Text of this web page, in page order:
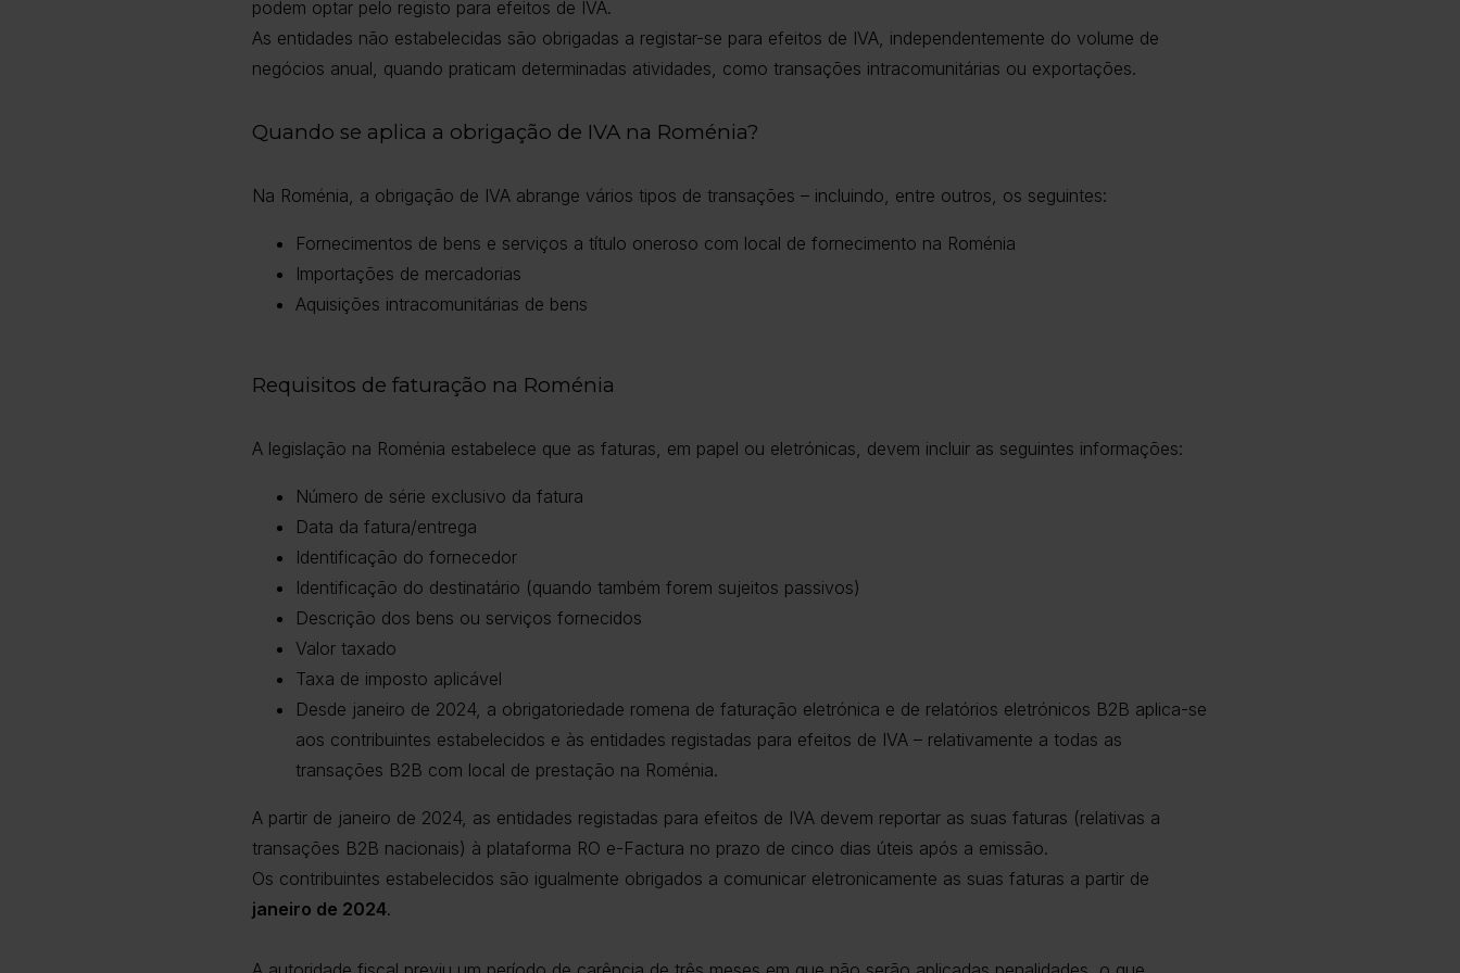
podem optar pelo registo para efeitos de IVA.
As entidades não estabelecidas são obrigadas a registar-se para efeitos de IVA, independentemente do volume de
negócios anual, quando praticam determinadas atividades, como transações intracomunitárias ou exportações.
Quando se aplica a obrigação de IVA na Roménia?
Na Roménia, a obrigação de IVA abrange vários tipos de transações – incluindo, entre outros, os seguintes:
Fornecimentos de bens e serviços a título oneroso com local de fornecimento na Roménia
Importações de mercadorias
Aquisições intracomunitárias de bens
Requisitos de faturação na Roménia
A legislação na Roménia estabelece que as faturas, em papel ou eletrónicas, devem incluir as seguintes informações:
Número de série exclusivo da fatura
Data da fatura/entrega
Identificação do fornecedor
Identificação do destinatário (quando também forem sujeitos passivos)
Descrição dos bens ou serviços fornecidos
Valor taxado
Taxa de imposto aplicável
Desde janeiro de 2024, a obrigatoriedade romena de faturação eletrónica e de relatórios eletrónicos B2B aplica-se
aos contribuintes estabelecidos e às entidades registadas para efeitos de IVA – relativamente a todas as
transações B2B com local de prestação na Roménia.
A partir de janeiro de 2024, as entidades registadas para efeitos de IVA devem reportar as suas faturas (relativas a
transações B2B nacionais) à plataforma RO e-Factura no prazo de cinco dias úteis após a emissão.
Os contribuintes estabelecidos são igualmente obrigados a comunicar eletronicamente as suas faturas a partir de
janeiro de 2024.